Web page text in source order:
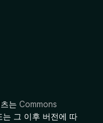
는 Commons
는 그 이후 버전에 따